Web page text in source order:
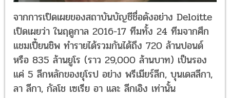
จากการเปิดเผยของสถาบันบัญชีชื่อดังอย่าง Deloitte
เปิดเผยว่า ในฤดูกาล 2016-17 ทีมทั้ง 24 ทีมจากศึก
แชมเปี้ยนชิพ ทำรายได้รวมกันได้ถึง 720 ล้านปอนด์
หรือ 835 ล้านยูโร (ราว 29,000 ล้านบาท) เป็นรอง
แค่ 5 ลีกหลักของยุโรป อย่าง พรีเมียร์ลีก, บุนเดสลีกา,
ลา ลีกา, กัลโช เซเรีย อา และ ลีกเอิง เท่านั้น